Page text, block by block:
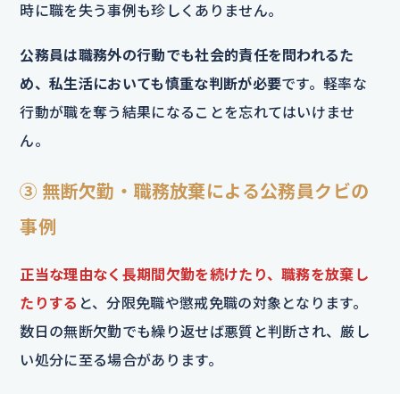
時に職を失う事例も珍しくありません。
公務員は職務外の行動でも社会的責任を問われるた
め、私生活においても慎重な判断が必要です。軽率な
行動が職を奪う結果になることを忘れてはいけませ
ん。
③ 無断欠勤・職務放棄による公務員クビの
事例
正当な理由なく長期間欠勤を続けたり、職務を放棄し
たりする と、分限免職や懲戒免職の対象となります。
数日の無断欠勤でも繰り返せば悪質と判断され、厳し
い処分に至る場合があります。